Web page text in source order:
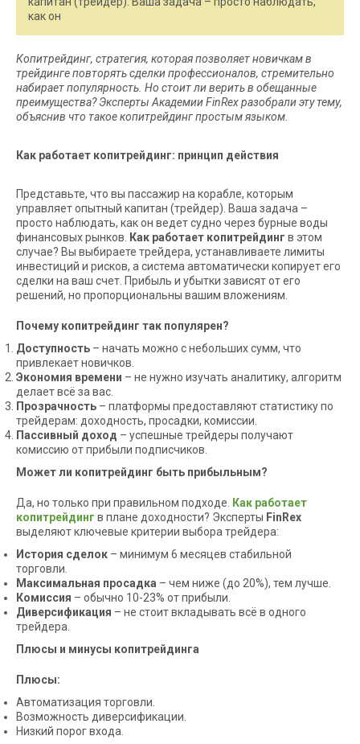
как он
Копитрейдинг, стратегия, которая позволяет новичкам в
трейдинге повторять сделки профессионалов, стремительно
набирает популярность. Но стоит ли верить в обещанные
преимущества? Эксперты Академии FinRex разобрали эту тему,
объяснив что такое копитрейдинг простым языком.
Как работает копитрейдинг: принцип действия
Представьте, что вы пассажир на корабле, которым
управляет опытный капитан (трейдер). Ваша задача –
просто наблюдать, как он ведет судно через бурные воды
финансовых рынков. Как работает копитрейдинг в этом
случае? Вы выбираете трейдера, устанавливаете лимиты
инвестиций и рисков, а система автоматически копирует его
сделки на ваш счет. Прибыль и убытки зависят от его
решений, но пропорциональны вашим вложениям.
Почему копитрейдинг так популярен?
Доступность – начать можно с небольших сумм, что
привлекает новичков.
Экономия времени – не нужно изучать аналитику, алгоритм
делает всё за вас.
Прозрачность – платформы предоставляют статистику по
трейдерам: доходность, просадки, комиссии.
Пассивный доход – успешные трейдеры получают
комиссию от прибыли подписчиков.
Может ли копитрейдинг быть прибыльным?
Да, но только при правильном подходе. Как работает
копитрейдинг в плане доходности? Эксперты FinRex
выделяют ключевые критерии выбора трейдера:
История сделок – минимум 6 месяцев стабильной
торговли.
Максимальная просадка – чем ниже (до 20%), тем лучше.
Комиссия – обычно 10-23% от прибыли.
Диверсификация – не стоит вкладывать всё в одного
трейдера.
Плюсы и минусы копитрейдинга
Плюсы:
Автоматизация торговли.
Возможность диверсификации.
Низкий порог входа.